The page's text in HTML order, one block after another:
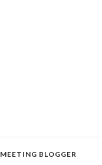
MEETING BLOGGER